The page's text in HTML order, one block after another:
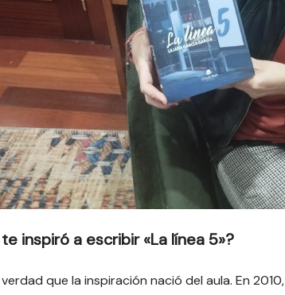
inspiró a escribir «La línea 5»?
verdad que la inspiración nació del aula. En